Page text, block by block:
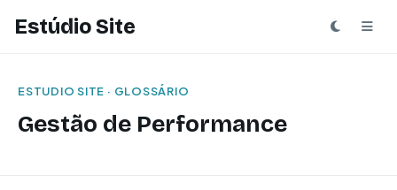
Estúdio Site
ESTUDIO SITE · GLOSSÁRIO
Gestão de Performance